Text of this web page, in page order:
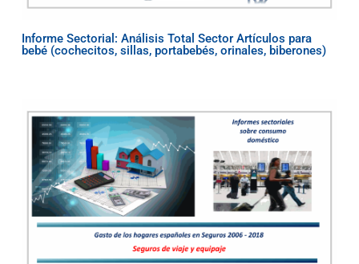
Informe Sectorial: Análisis Total Sector Artículos para
bebé (cochecitos, sillas, portabebés, orinales, biberones)